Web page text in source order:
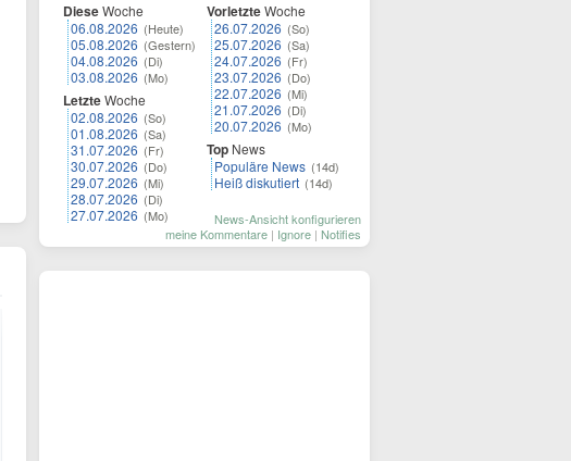
DieseWoche
06.08.2026 (Heute)
05.08.2026 (Gestern)
04.08.2026 (Di)
03.08.2026 (Mo)
LetzteWoche
02.08.2026 (So)
01.08.2026 (Sa)
31.07.2026 (Fr)
30.07.2026 (Do)
29.07.2026 (Mi)
28.07.2026 (Di)
27.07.2026 (Mo)
VorletzteWoche
26.07.2026 (So)
25.07.2026 (Sa)
24.07.2026 (Fr)
23.07.2026 (Do)
22.07.2026 (Mi)
21.07.2026 (Di)
20.07.2026 (Mo)
Top News
Populäre News (14d)
Heiß diskutiert (14d)
News-Ansicht konfigurieren
meine Kommentare | Ignore | Notifies